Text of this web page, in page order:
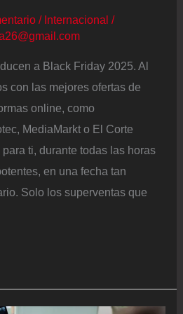
/ Internacional /
a Black Friday 2025. Al
con las mejores ofertas de
online, como
MediaMarkt o El Corte
ti, durante todas las horas
en una fecha tan
Solo los superventas que